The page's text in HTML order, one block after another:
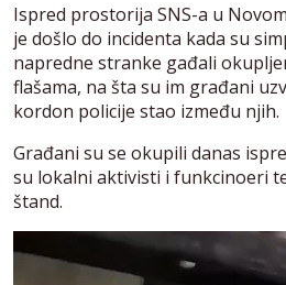
Ispred prostorija SNS-a u
je došlo do incidenta kada su
napredne stranke gađali
flašama, na šta su im građani
kordon policije stao između njih.
Građani su se okupili danas
su lokalni aktivisti i funkcinoeri
štand.